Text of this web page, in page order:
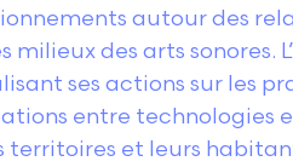
autour des
des arts sonores.
ses actions sur les
entre technologies
et leurs